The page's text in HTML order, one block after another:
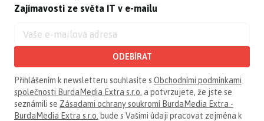
Zajímavosti ze světa IT v e-mailu
ODEBÍRAT
Přihlášením k newsletteru souhlasíte s Obchodními podmínkami
společnosti BurdaMedia Extra s.r.o. a potvrzujete, že jste se
seznámili se Zásadami ochrany soukromí BurdaMedia Extra -
BurdaMedia Extra s.r.o. bude s Vašimi údaji pracovat zejména k